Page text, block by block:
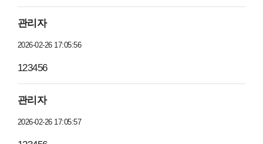
관리자
2026-02-26 17:05:56
123456
관리자
2026-02-26 17:05:57